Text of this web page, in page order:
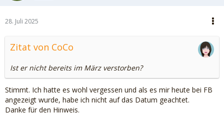
28. Juli 2025
Zitat von CoCo
Ist er nicht bereits im März verstorben?
Stimmt. Ich hatte es wohl vergessen und als es mir heute bei FB
angezeigt wurde, habe ich nicht auf das Datum geachtet.
Danke für den Hinweis.